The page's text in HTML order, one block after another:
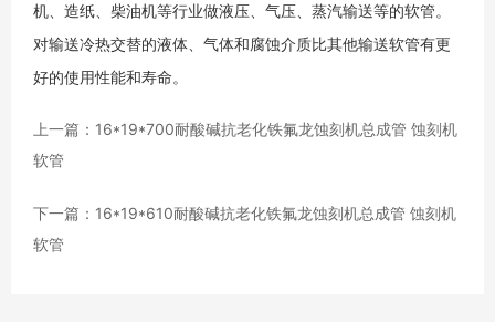
机、造纸、柴油机等行业做液压、气压、蒸汽输送等的软管。
对输送冷热交替的液体、气体和腐蚀介质比其他输送软管有更
好的使用性能和寿命。
上一篇：16*19*700耐酸碱抗老化铁氟龙蚀刻机总成管 蚀刻机
软管
下一篇：16*19*610耐酸碱抗老化铁氟龙蚀刻机总成管 蚀刻机
软管